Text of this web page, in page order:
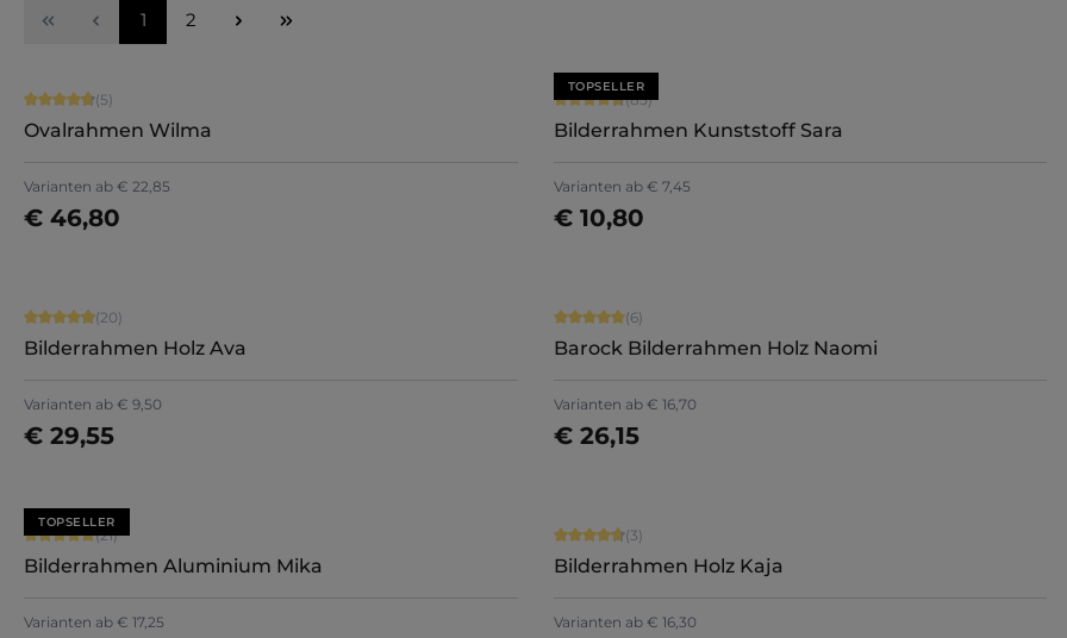
Seite
1 Seite
2
Durchschnittliche Bewertung von 4.8 von 5 Sternen
(5)
Ovalrahmen Wilma
Varianten ab € 22,85
€ 46,80
Details
TOPSELLER
Durchschnittliche Bewertung von 4.71 von 5 Sternen
(85)
Bilderrahmen Kunststoff Sara
Varianten ab€ 7,45
€ 10,80
Jetzt konfigurieren
Durchschnittliche Bewertung von 4.9 von 5 Sternen
(20)
Bilderrahmen Holz Ava
Varianten ab € 9,50
€ 29,55
Jetzt konfigurieren
Durchschnittliche Bewertung von 5 von 5 Sternen
(6)
Barock Bilderrahmen Holz Naomi
Varianten ab€ 16,70
€ 26,15
Jetzt konfigurieren
TOPSELLER
Durchschnittliche Bewertung von 5 von 5 Sternen
(21)
Bilderrahmen Aluminium Mika
Varianten ab € 17,25
Durchschnittliche Bewertung von 4.67 von 5 Sternen
(3)
Bilderrahmen Holz Kaja
Varianten ab€ 16,30